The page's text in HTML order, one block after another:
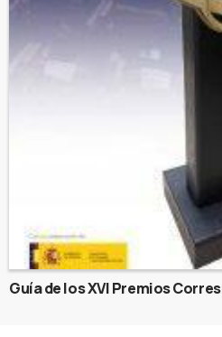
Guía de los XVI Premios